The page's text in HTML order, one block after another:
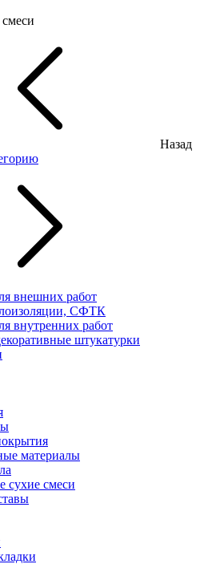
Назад
внешних работ
СФТК
внутренних работ
штукатурки
материалы
сухие смеси